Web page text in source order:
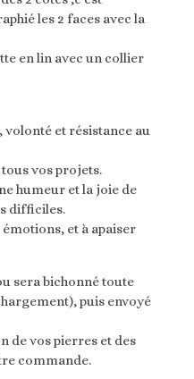
les 2 faces avec la
en lin avec un collier
et résistance au
vos projets.
humeur et la joie de
difficiles.
et à apaiser
sera bichonné toute
puis envoyé
de vos pierres et des
commande.